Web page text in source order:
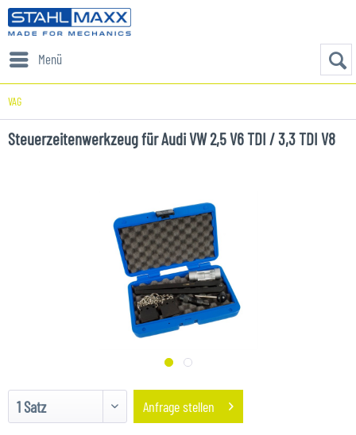
Menü
VAG
Steuerzeitenwerkzeug für Audi VW 2,5 V6 TDI / 3,3 TDI V8
Anfrage stellen